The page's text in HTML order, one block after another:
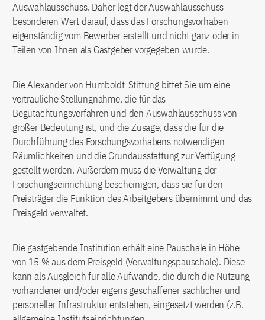
Auswahlausschuss. Daher legt der Auswahlausschuss
besonderen Wert darauf, dass das Forschungsvorhaben
eigenständig vom Bewerber erstellt und nicht ganz oder in
Teilen von Ihnen als Gastgeber vorgegeben wurde.
Die Alexander von Humboldt-Stiftung bittet Sie um eine
vertrauliche Stellungnahme, die für das
Begutachtungsverfahren und den Auswahlausschuss von
großer Bedeutung ist, und die Zusage, dass die für die
Durchführung des Forschungsvorhabens notwendigen
Räumlichkeiten und die Grundausstattung zur Verfügung
gestellt werden. Außerdem muss die Verwaltung der
Forschungseinrichtung bescheinigen, dass sie für den
Preisträger die Funktion des Arbeitgebers übernimmt und das
Preisgeld verwaltet.
Die gastgebende Institution erhält eine Pauschale in Höhe
von 15 % aus dem Preisgeld (Verwaltungspauschale). Diese
kann als Ausgleich für alle Aufwände, die durch die Nutzung
vorhandener und/oder eigens geschaffener sächlicher und
personeller Infrastruktur entstehen, eingesetzt werden (z.B.